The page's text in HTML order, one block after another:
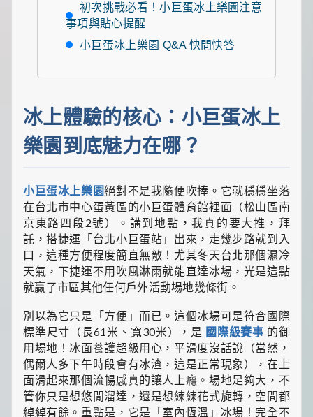
初次挑戰必看！小巨蛋冰上樂園注意
事項與貼心提醒
小巨蛋冰上樂園 Q&A 快問快答
冰上體驗的核心：小巨蛋冰上
樂園到底魅力在哪？
小巨蛋冰上樂園絕對不是我隨便吹捧。它就穩穩坐落
在台北市中心蛋黃區的小巨蛋體育館裡面（松山區南
京東路四段2號）。講到地點，我真的要大推，拜
託，搭捷運「台北小巨蛋站」出來，走幾步路就到入
口，這種方便程度簡直無敵！尤其冬天台北那個濕冷
天氣，下捷運不用吹風淋雨就能直達冰場，光是這點
就贏了市區其他任何戶外活動場地幾條街。
別以為它只是「方便」而已。這個冰場可是符合國際
標準尺寸（長61米、寬30米），是 國際級賽事 的御
用場地！冰面養護超級用心，平滑度沒話說（當然，
偶爾人多下午時段會有冰渣，這是正常現象），在上
面滑起來那個流暢感真的讓人上癮。場地足夠大，不
管你只是想悠閒溜達，還是想練練花式旋轉，空間都
綽綽有餘。重點是，它是「室內恆溫」冰場！完全不